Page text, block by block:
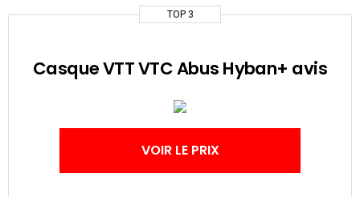
TOP 3
Casque VTT VTC Abus Hyban+ avis
VOIR LE PRIX